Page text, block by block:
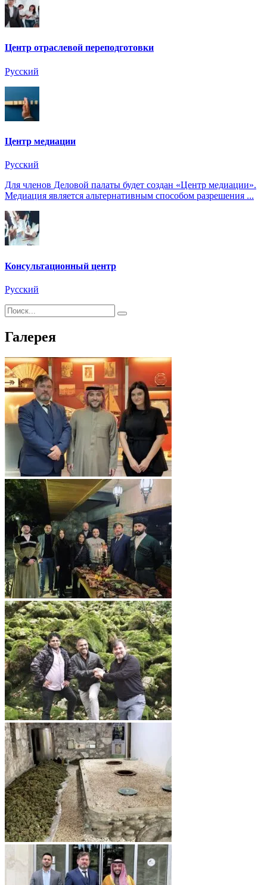
Центр отраслевой переподготовки
Русский
Центр медиации
Русский
Для членов Деловой палаты будет создан «Центр медиации».
Медиация является альтернативным способом разрешения ...
Консультационный центр
Русский
Галерея